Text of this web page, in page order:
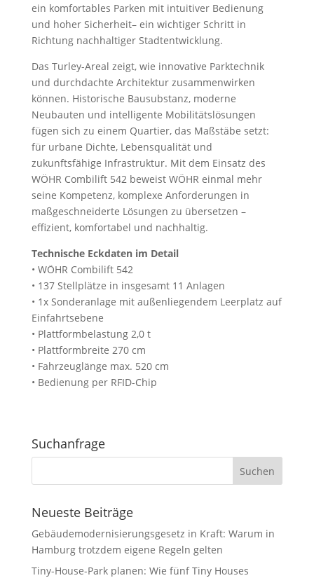
ein komfortables Parken mit intuitiver Bedienung
und hoher Sicherheit– ein wichtiger Schritt in
Richtung nachhaltiger Stadtentwicklung.
Das Turley-Areal zeigt, wie innovative Parktechnik
und durchdachte Architektur zusammenwirken
können. Historische Bausubstanz, moderne
Neubauten und intelligente Mobilitätslösungen
fügen sich zu einem Quartier, das Maßstäbe setzt:
für urbane Dichte, Lebensqualität und
zukunftsfähige Infrastruktur. Mit dem Einsatz des
WÖHR Combilift 542 beweist WÖHR einmal mehr
seine Kompetenz, komplexe Anforderungen in
maßgeschneiderte Lösungen zu übersetzen –
effizient, komfortabel und nachhaltig.
Technische Eckdaten im Detail
• WÖHR Combilift 542
• 137 Stellplätze in insgesamt 11 Anlagen
• 1x Sonderanlage mit außenliegendem Leerplatz auf
Einfahrtsebene
• Plattformbelastung 2,0 t
• Plattformbreite 270 cm
• Fahrzeuglänge max. 520 cm
• Bedienung per RFID-Chip
Suchanfrage
Neueste Beiträge
Gebäudemodernisierungsgesetz in Kraft: Warum in
Hamburg trotzdem eigene Regeln gelten
Tiny-House-Park planen: Wie fünf Tiny Houses